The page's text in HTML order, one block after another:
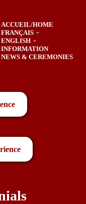
ACCUEIL/HOME
FRANÇAIS
ENGLISH
INFORMATION
NEWS & CEREMONIES